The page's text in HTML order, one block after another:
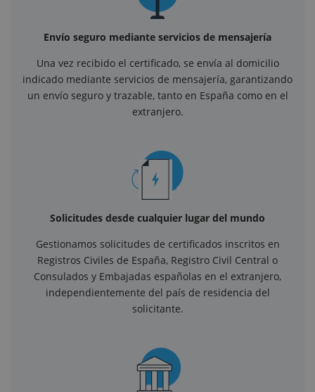
Envío seguro mediante servicios de mensajería
Una vez recibido el certificado, se envía al domicilio
indicado mediante servicios de mensajería, garantizando
un envío seguro y trazable, tanto en España como en el
extranjero.
Solicitudes desde cualquier lugar del mundo
Gestionamos solicitudes de certificados inscritos en
Registros Civiles de España, Registro Civil Central o
Consulados y Embajadas españolas en el extranjero,
independientemente del país de residencia del
solicitante.